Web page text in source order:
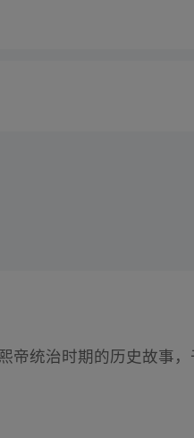
帝统治时期的历史故事